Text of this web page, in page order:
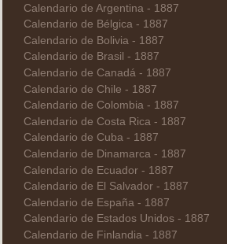
Calendario de Argentina - 1887
Calendario de Bélgica - 1887
Calendario de Bolivia - 1887
Calendario de Brasil - 1887
Calendario de Canadá - 1887
Calendario de Chile - 1887
Calendario de Colombia - 1887
Calendario de Costa Rica - 1887
Calendario de Cuba - 1887
Calendario de Dinamarca - 1887
Calendario de Ecuador - 1887
Calendario de El Salvador - 1887
Calendario de España - 1887
Calendario de Estados Unidos - 1887
Calendario de Finlandia - 1887